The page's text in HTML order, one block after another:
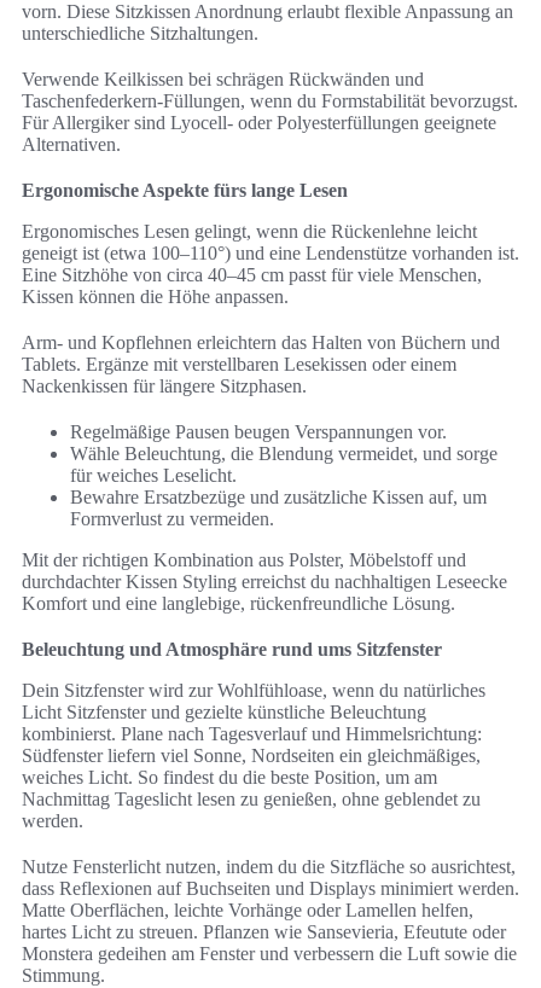
vorn. Diese Sitzkissen Anordnung erlaubt flexible Anpassung an
unterschiedliche Sitzhaltungen.
Verwende Keilkissen bei schrägen Rückwänden und
Taschenfederkern-Füllungen, wenn du Formstabilität bevorzugst.
Für Allergiker sind Lyocell- oder Polyesterfüllungen geeignete
Alternativen.
Ergonomische Aspekte fürs lange Lesen
Ergonomisches Lesen gelingt, wenn die Rückenlehne leicht
geneigt ist (etwa 100–110°) und eine Lendenstütze vorhanden ist.
Eine Sitzhöhe von circa 40–45 cm passt für viele Menschen,
Kissen können die Höhe anpassen.
Arm- und Kopflehnen erleichtern das Halten von Büchern und
Tablets. Ergänze mit verstellbaren Lesekissen oder einem
Nackenkissen für längere Sitzphasen.
Regelmäßige Pausen beugen Verspannungen vor.
Wähle Beleuchtung, die Blendung vermeidet, und sorge
für weiches Leselicht.
Bewahre Ersatzbezüge und zusätzliche Kissen auf, um
Formverlust zu vermeiden.
Mit der richtigen Kombination aus Polster, Möbelstoff und
durchdachter Kissen Styling erreichst du nachhaltigen Leseecke
Komfort und eine langlebige, rückenfreundliche Lösung.
Beleuchtung und Atmosphäre rund ums Sitzfenster
Dein Sitzfenster wird zur Wohlfühloase, wenn du natürliches
Licht Sitzfenster und gezielte künstliche Beleuchtung
kombinierst. Plane nach Tagesverlauf und Himmelsrichtung:
Südfenster liefern viel Sonne, Nordseiten ein gleichmäßiges,
weiches Licht. So findest du die beste Position, um am
Nachmittag Tageslicht lesen zu genießen, ohne geblendet zu
werden.
Nutze Fensterlicht nutzen, indem du die Sitzfläche so ausrichtest,
dass Reflexionen auf Buchseiten und Displays minimiert werden.
Matte Oberflächen, leichte Vorhänge oder Lamellen helfen,
hartes Licht zu streuen. Pflanzen wie Sansevieria, Efeutute oder
Monstera gedeihen am Fenster und verbessern die Luft sowie die
Stimmung.